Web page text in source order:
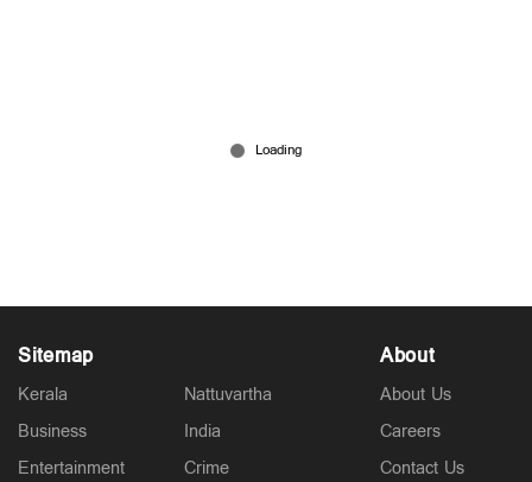
പിഷാരടി വിളിച്ചാല്‍ പ്രചാരണത്തിന് പോവും:
Sitemap
Kerala
Business
Entertainment
Nattuvartha
India
Crime
About
About Us
Careers
Contact Us